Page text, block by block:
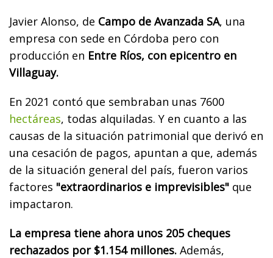
Javier Alonso, de Campo de Avanzada SA, una
empresa con sede en Córdoba pero con
producción en Entre Ríos, con epicentro en
Villaguay.
En 2021 contó que sembraban unas 7600
hectáreas, todas alquiladas. Y en cuanto a las
causas de la situación patrimonial que derivó en
una cesación de pagos, apuntan a que, además
de la situación general del país, fueron varios
factores "extraordinarios e imprevisibles" que
impactaron.
La empresa tiene ahora unos 205 cheques
rechazados por $1.154 millones. Además,